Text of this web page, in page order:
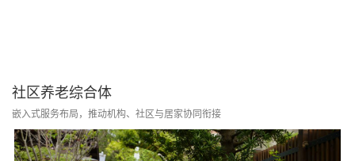
社区养老综合体
嵌入式服务布局，推动机构、社区与居家协同衔接